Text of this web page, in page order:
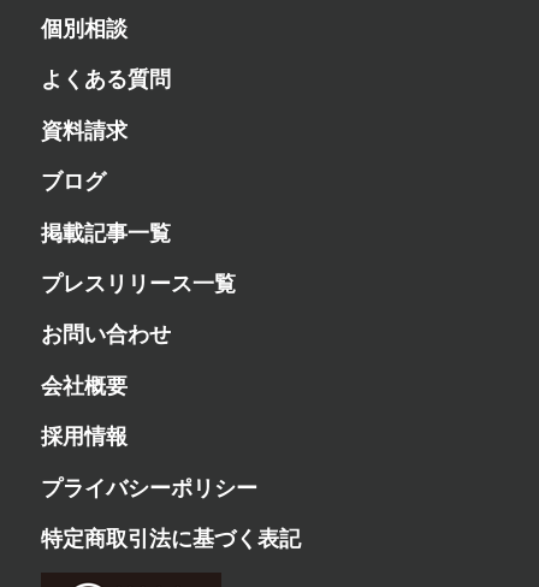
個別相談
よくある質問
資料請求
ブログ
掲載記事一覧
プレスリリース一覧
お問い合わせ
会社概要
採用情報
プライバシーポリシー
特定商取引法に基づく表記